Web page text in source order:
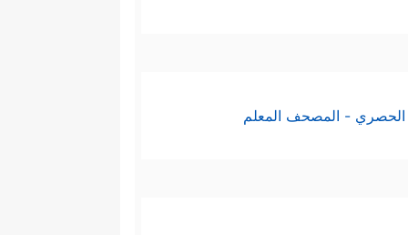
الحصري - المصحف المعلم